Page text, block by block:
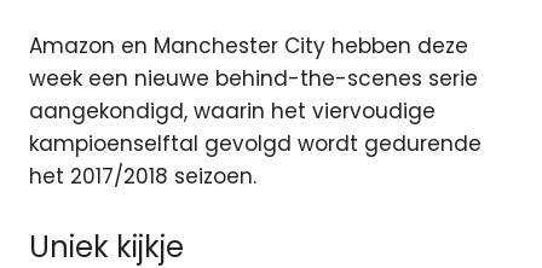
Amazon en Manchester City hebben deze
week een nieuwe behind-the-scenes serie
aangekondigd, waarin het viervoudige
kampioenselftal gevolgd wordt gedurende
het 2017/2018 seizoen.
Uniek kijkje